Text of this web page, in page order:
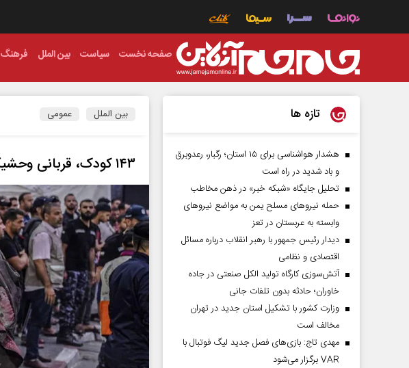
صفحه نخست سیاست بین الملل فرهنگ
بین الملل عمومی
۱۴۳ کودک، قربانی وحشیگری صهیونیست‌ها
تازه ها
هشدار هواشناسی برای ۱۵ استان؛ رگبار، رعدوبرق
و باد شدید در راه است
تحلیل جایگاه «شبکه خبر» در ذهن مخاطب
حمله نیروهای مسلح یمن به مواضع نیروهای
وابسته به عربستان در تعز
دیدار رئیس‌ جمهور با رهبر انقلاب درباره مسائل
اقتصادی و نظامی
آتش‌سوزی کارگاه تولید الکل صنعتی در جاده
خاوران؛ حادثه بدون تلفات جانی
وزارت کشور با تشکیل استان جدید در تهران
مخالف است
مهدی تاج: بازی‌های فصل جدید لیگ فوتبال با
VAR برگزار می‌شود